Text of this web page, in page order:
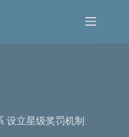
设立星级奖罚机制